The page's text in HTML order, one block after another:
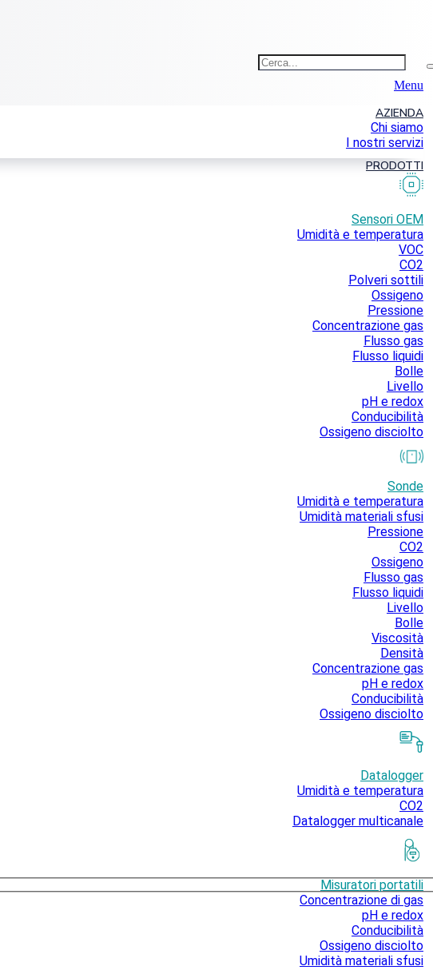
Menu
AZIENDA
Chi siamo
I nostri servizi
PRODOTTI
Sensori OEM
Umidità e temperatura
VOC
CO2
Polveri sottili
Ossigeno
Pressione
Concentrazione gas
Flusso gas
Flusso liquidi
Bolle
Livello
pH e redox
Conducibilità
Ossigeno disciolto
Sonde
Umidità e temperatura
Umidità materiali sfusi
Pressione
CO2
Ossigeno
Flusso gas
Flusso liquidi
Livello
Bolle
Viscosità
Densità
Concentrazione gas
pH e redox
Conducibilità
Ossigeno disciolto
Datalogger
Umidità e temperatura
CO2
Datalogger multicanale
Misuratori portatili
Concentrazione di gas
pH e redox
Conducibilità
Ossigeno disciolto
Umidità materiali sfusi